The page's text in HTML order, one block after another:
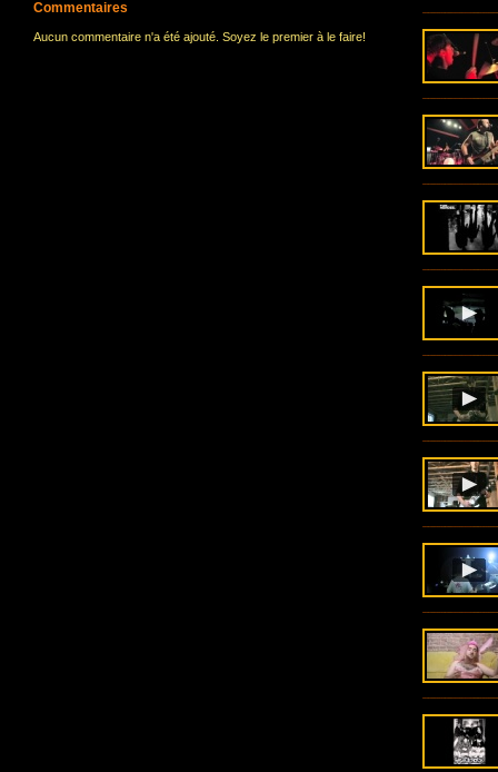
Commentaires
Aucun commentaire n'a été ajouté. Soyez le premier à le faire!